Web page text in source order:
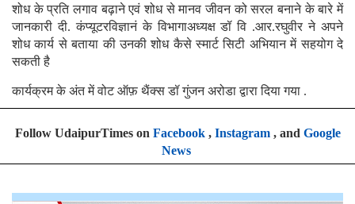
शोध के प्रति लगाव बढ़ाने एवं शोध से मानव जीवन को सरल बनाने के बारे में
जानकारी दी. कंप्यूटरविज्ञानं के विभागाअध्यक्ष डॉ वि .आर.रघुवीर ने अपने
शोध कार्य से बताया की उनकी शोध कैसे स्मार्ट सिटी अभियान में सहयोग दे
सकती है
कार्यक्रम के अंत में वोट ऑफ़ थैंक्स डॉ गुंजन अरोडा द्वारा दिया गया .
Follow UdaipurTimes on Facebook, Instagram, and Google
News